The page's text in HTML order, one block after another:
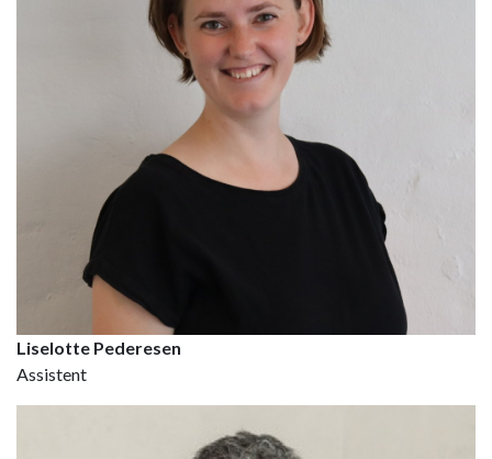
Liselotte Pederesen
Assistent